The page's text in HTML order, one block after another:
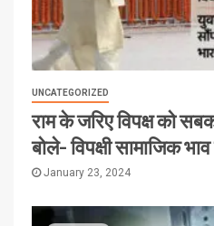
UNCATEGORIZED
राम के जरिए विपक्ष को
बोले- विपक्षी सामाजिक
January 23, 2024